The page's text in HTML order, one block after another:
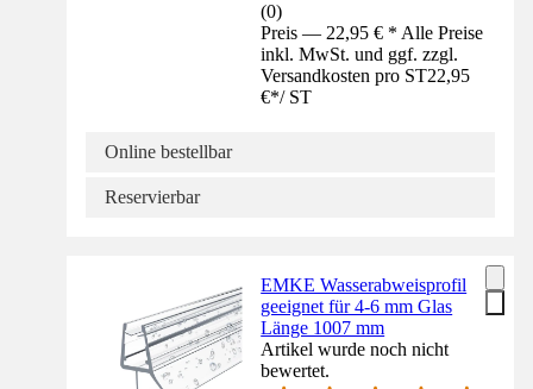
(0)
Preis — 22,95 € * Alle Preise
inkl. MwSt. und ggf. zzgl.
Versandkosten pro ST22,95
€*/ ST
Online bestellbar
Reservierbar
EMKE Wasserabweisprofil
geeignet für 4-6 mm Glas
Länge 1007 mm
Artikel wurde noch nicht
bewertet.